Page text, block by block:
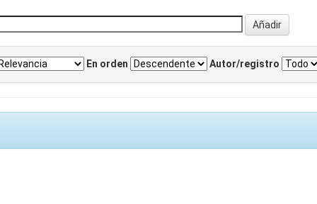
En orden Autor/registro